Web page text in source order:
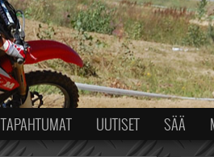
TAPAHTUMAT UUTISET SÄÄ